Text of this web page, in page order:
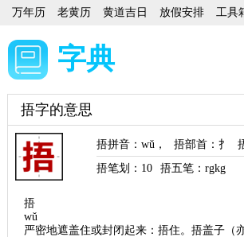
万年历 老黄历 黄道吉日 放假安排 工具
字典
捂字的意思
捂拼音 ：wǔ ， 捂部首 ：扌
捂笔划： 10 捂五笔：rgkg
捂
wǔ
严密地遮盖住或封闭起来：捂住。捂盖子（